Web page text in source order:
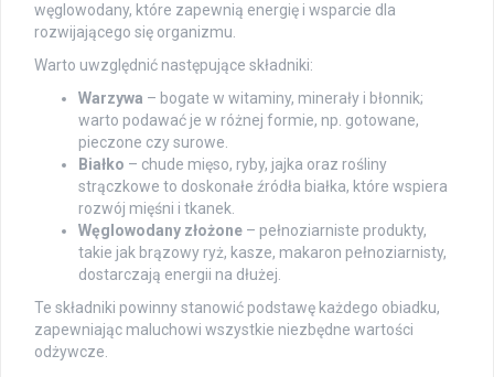
węglowodany, które zapewnią energię i wsparcie dla
rozwijającego się organizmu.
Warto uwzględnić następujące składniki:
Warzywa – bogate w witaminy, minerały i błonnik;
warto podawać je w różnej formie, np. gotowane,
pieczone czy surowe.
Białko – chude mięso, ryby, jajka oraz rośliny
strączkowe to doskonałe źródła białka, które wspiera
rozwój mięśni i tkanek.
Węglowodany złożone – pełnoziarniste produkty,
takie jak brązowy ryż, kasze, makaron pełnoziarnisty,
dostarczają energii na dłużej.
Te składniki powinny stanowić podstawę każdego obiadku,
zapewniając maluchowi wszystkie niezbędne wartości
odżywcze.